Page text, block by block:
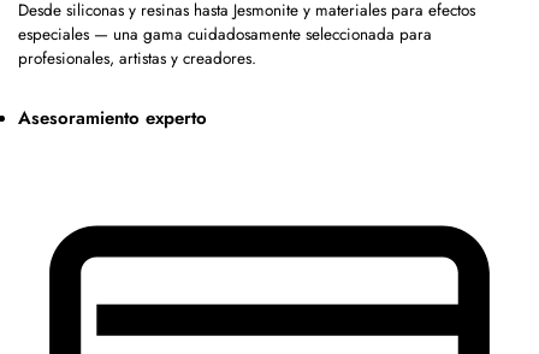
Desde siliconas y resinas hasta Jesmonite y materiales para efectos
especiales — una gama cuidadosamente seleccionada para
profesionales, artistas y creadores.
Asesoramiento experto